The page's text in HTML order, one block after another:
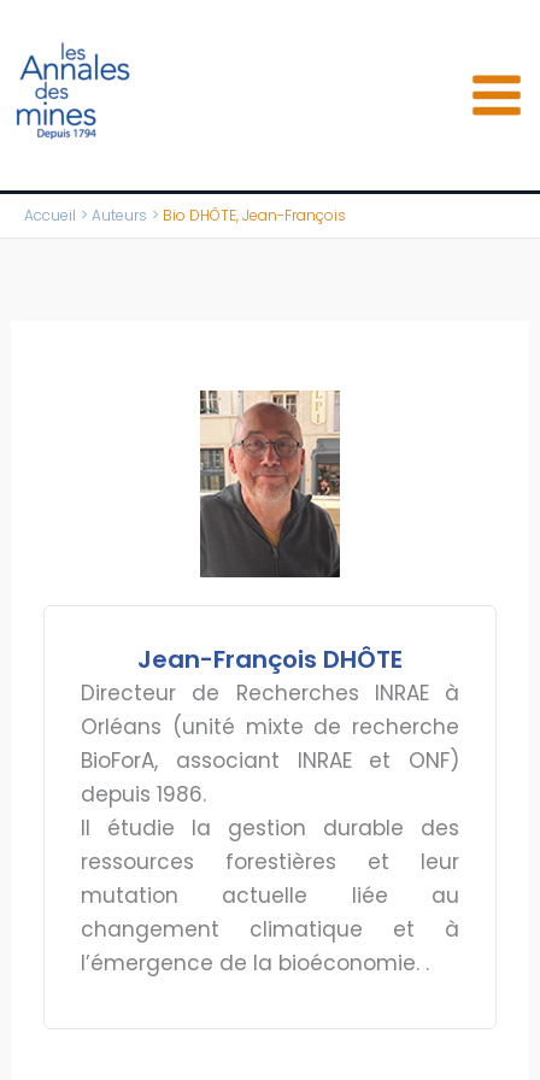
contenu
Accueil Auteurs Bio DHÔTE, Jean-François
Jean-François DHÔTE
Directeur de Recherches INRAE à
Orléans (unité mixte de recherche
BioForA, associant INRAE et ONF)
depuis 1986.
Il étudie la gestion durable des
ressources forestières et leur
mutation actuelle liée au
changement climatique et à
l’émergence de la bioéconomie. .